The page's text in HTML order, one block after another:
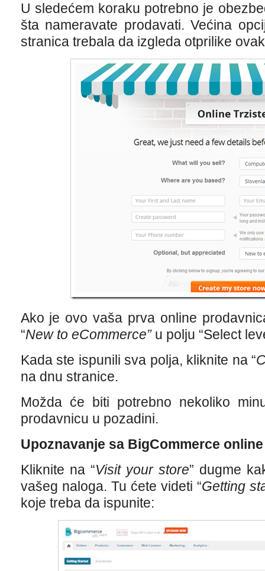
U sledećem koraku potrebno je
šta nameravate prodavati. Većina
stranica trebala da izgleda otprilike
Ako je ovo vaša prva online
“New to eCommerce” u polju “Select
Kada ste ispunili sva polja, kliknite na “
na dnu stranice.
Možda će biti potrebno nekoliko
prodavnicu u pozadini.
Upoznavanje sa BigCommerce
Kliknite na “Visit your store” dugme
vašeg naloga. Tu ćete videti “Getting
koje treba da ispunite: